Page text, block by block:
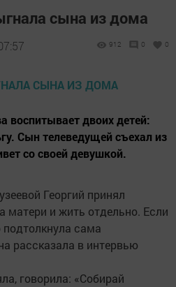
сына из дома
912 0 0
воспитывает двоих детей:
Сын телеведущей съехал из
со своей девушкой.
Георгий принял
матери и жить отдельно. Если
подтолкнула сама
рассказала в интервью
говорила: «Собирай